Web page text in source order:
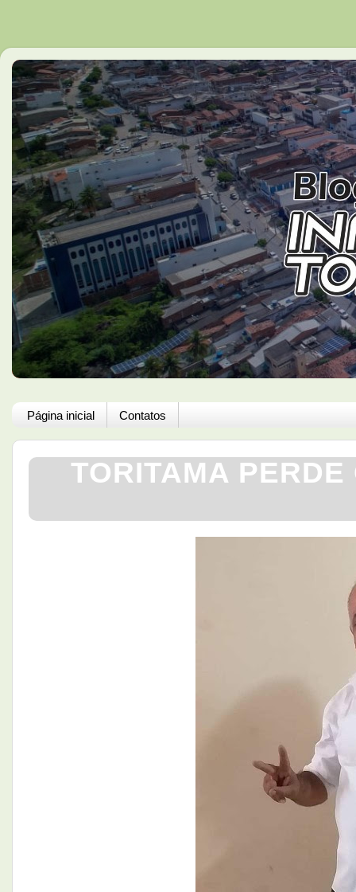
Página inicial Contatos
TORITAMA